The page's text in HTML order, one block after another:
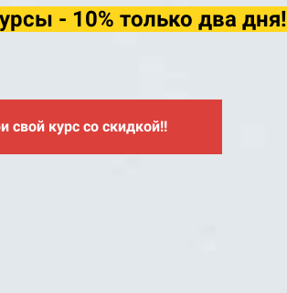
- 10% только два дня!
свой курс со скидкой!!